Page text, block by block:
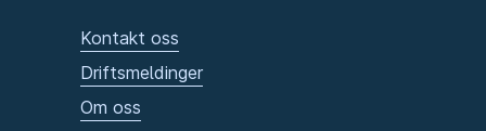
Kontakt oss
Driftsmeldinger
Om oss